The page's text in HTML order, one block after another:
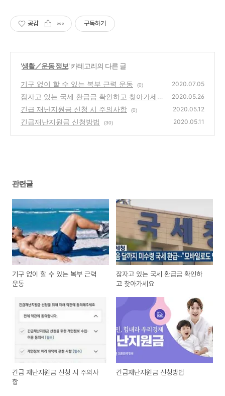
공감 구독하기
'생활／운동 정보' 카테고리의 다른 글
기구 없이 할 수 있는 복부 근력 운동 (0) 2020.07.05
잠자고 있는 국세 환급금 확인하고 찾아가세요
(30)
2020.05.26
긴급 재난지원금 신청 시 주의사항 (0) 2020.05.12
긴급재난지원금 신청방법 (30) 2020.05.11
관련글
기구 없이 할 수 있는 복부 근력
운동
잠자고 있는 국세 환급금 확인하
고 찾아가세요
긴급 재난지원금 신청 시 주의사
항
긴급재난지원금 신청방법